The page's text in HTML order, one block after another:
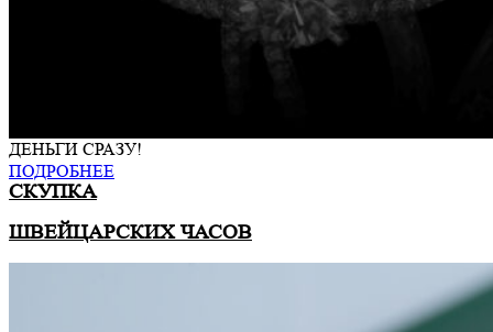
ДЕНЬГИ СРАЗУ!
ПОДРОБНЕЕ
СКУПКА
ШВЕЙЦАРСКИХ ЧАСОВ